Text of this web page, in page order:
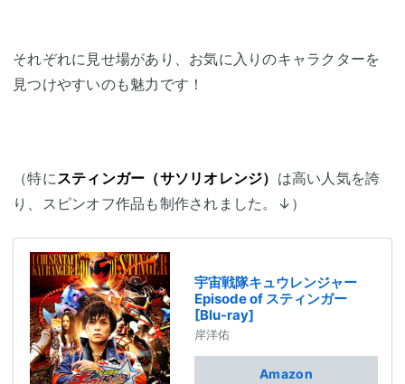
それぞれに見せ場があり、お気に入りのキャラクターを
見つけやすいのも魅力です！
（特に スティンガー（サソリオレンジ） は高い人気を誇
り、スピンオフ作品も制作されました。↓）
宇宙戦隊キュウレンジャー
Episode of スティンガー
[Blu-ray]
岸洋佑
Amazon